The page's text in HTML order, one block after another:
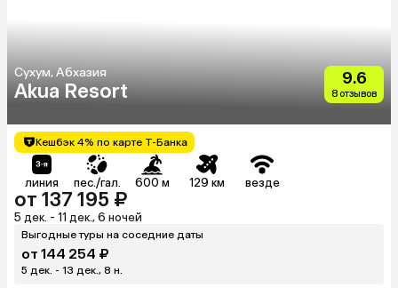
Сухум, Абхазия
Akua Resort
9.6
8 отзывов
Кешбэк 4% по карте Т-Банка
линия пес./гал. 600 м 129 км везде
от 137 195 ₽
5 дек. - 11 дек., 6 ночей
Выгодные туры на соседние даты
от 144 254 ₽
5 дек. - 13 дек., 8 н.